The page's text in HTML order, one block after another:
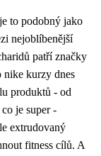
to podobný jako
nejoblíbenější
patří značky
nike kurzy dnes
produktů - od
je super -
extrudovaný
fitness cílů. A